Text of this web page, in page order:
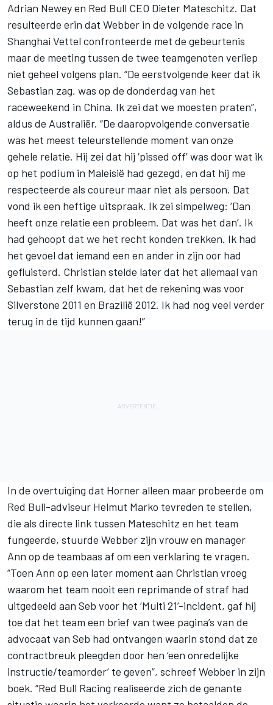
Adrian Newey en Red Bull CEO Dieter Mateschitz. Dat
resulteerde erin dat Webber in de volgende race in
Shanghai Vettel confronteerde met de gebeurtenis
maar de meeting tussen de twee teamgenoten verliep
niet geheel volgens plan. “De eerstvolgende keer dat ik
Sebastian zag, was op de donderdag van het
raceweekend in China. Ik zei dat we moesten praten”,
aldus de Australiër. “De daaropvolgende conversatie
was het meest teleurstellende moment van onze
gehele relatie. Hij zei dat hij ‘pissed off’ was door wat ik
op het podium in Maleisië had gezegd, en dat hij me
respecteerde als coureur maar niet als persoon. Dat
vond ik een heftige uitspraak. Ik zei simpelweg: ‘Dan
heeft onze relatie een probleem. Dat was het dan’. Ik
had gehoopt dat we het recht konden trekken. Ik had
het gevoel dat iemand een en ander in zijn oor had
gefluisterd. Christian stelde later dat het allemaal van
Sebastian zelf kwam, dat het de rekening was voor
Silverstone 2011 en Brazilië 2012. Ik had nog veel verder
terug in de tijd kunnen gaan!”
In de overtuiging dat Horner alleen maar probeerde om
Red Bull-adviseur Helmut Marko tevreden te stellen,
die als directe link tussen Mateschitz en het team
fungeerde, stuurde Webber zijn vrouw en manager
Ann op de teambaas af om een verklaring te vragen.
“Toen Ann op een later moment aan Christian vroeg
waarom het team nooit een reprimande of straf had
uitgedeeld aan Seb voor het ‘Multi 21’-incident, gaf hij
toe dat het team een brief van twee pagina’s van de
advocaat van Seb had ontvangen waarin stond dat ze
contractbreuk pleegden door hen ‘een onredelijke
instructie/teamorder’ te geven”, schreef Webber in zijn
boek. “Red Bull Racing realiseerde zich de genante